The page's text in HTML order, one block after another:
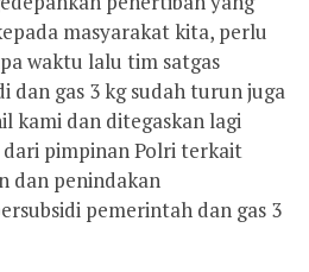
masyarakat kita, perlu
waktu lalu tim satgas
dan gas 3 kg sudah turun juga
kami dan ditegaskan lagi
pimpinan Polri terkait
dan penindakan
pemerintah dan gas 3